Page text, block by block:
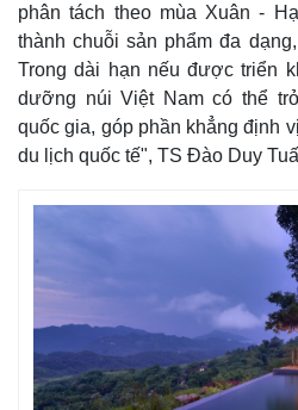
phân tách theo mùa Xuân -
thành chuỗi sản phẩm đa
Trong dài hạn nếu được triển
dưỡng núi Việt Nam có thể
quốc gia, góp phần khẳng định
du lịch quốc tế", TS Đào Duy